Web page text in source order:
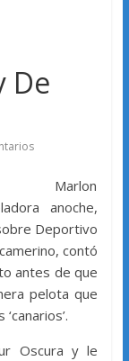
De
Marlon
anoche,
Deportivo
contó
antes de que
pelota que
Oscura y le